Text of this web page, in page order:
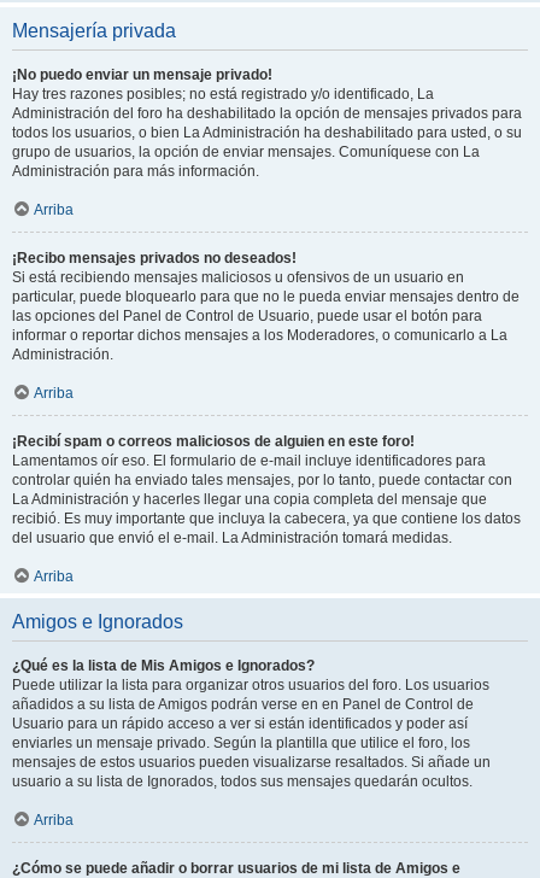
Mensajería privada
¡No puedo enviar un mensaje privado!
Hay tres razones posibles; no está registrado y/o identificado, La
Administración del foro ha deshabilitado la opción de mensajes privados para
todos los usuarios, o bien La Administración ha deshabilitado para usted, o su
grupo de usuarios, la opción de enviar mensajes. Comuníquese con La
Administración para más información.
Arriba
¡Recibo mensajes privados no deseados!
Si está recibiendo mensajes maliciosos u ofensivos de un usuario en
particular, puede bloquearlo para que no le pueda enviar mensajes dentro de
las opciones del Panel de Control de Usuario, puede usar el botón para
informar o reportar dichos mensajes a los Moderadores, o comunicarlo a La
Administración.
Arriba
¡Recibí spam o correos maliciosos de alguien en este foro!
Lamentamos oír eso. El formulario de e-mail incluye identificadores para
controlar quién ha enviado tales mensajes, por lo tanto, puede contactar con
La Administración y hacerles llegar una copia completa del mensaje que
recibió. Es muy importante que incluya la cabecera, ya que contiene los datos
del usuario que envió el e-mail. La Administración tomará medidas.
Arriba
Amigos e Ignorados
¿Qué es la lista de Mis Amigos e Ignorados?
Puede utilizar la lista para organizar otros usuarios del foro. Los usuarios
añadidos a su lista de Amigos podrán verse en en Panel de Control de
Usuario para un rápido acceso a ver si están identificados y poder así
enviarles un mensaje privado. Según la plantilla que utilice el foro, los
mensajes de estos usuarios pueden visualizarse resaltados. Si añade un
usuario a su lista de Ignorados, todos sus mensajes quedarán ocultos.
Arriba
¿Cómo se puede añadir o borrar usuarios de mi lista de Amigos e